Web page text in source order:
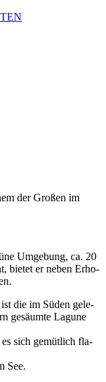
der Gro­ßen im
Umge­bung, ca. 20
bie­tet er neben Erho­
die im Süden gele­
gesäum­te Lagu­ne
es sich gemüt­lich fla­
See.